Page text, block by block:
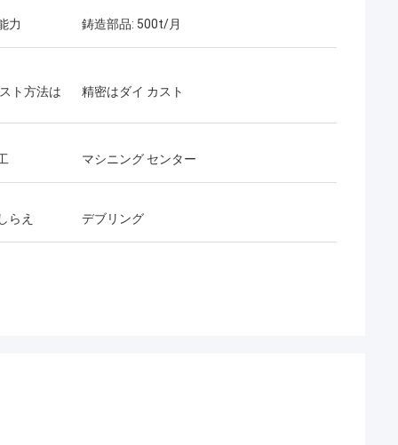
力 鋳造部品: 500t/月
ト方法は 精密はダイ カスト
マシニング センター
らえ デブリング